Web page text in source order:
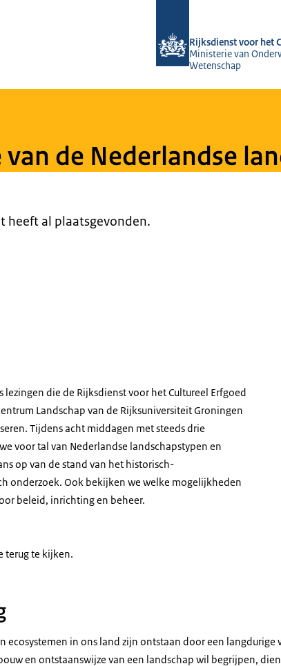
Rijksdienst voor het
Ministerie van
Wetenschap
de Nederlandse
heeft al plaatsgevonden.
lezingen die de Rijksdienst voor het Cultureel Erfgoed
Landschap van de Rijksuniversiteit Groningen
Tijdens acht middagen met steeds drie
voor tal van Nederlandse landschapstypen en
op van de stand van het historisch-
onderzoek. Ook bekijken we welke mogelijkheden
beleid, inrichting en beheer.
terug te kijken.
ecosystemen in ons land zijn ontstaan door een langdurige
en ontstaanswijze van een landschap wil begrijpen,